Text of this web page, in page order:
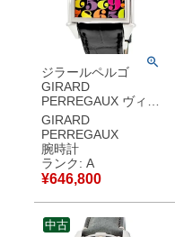
ジラールペルゴ
GIRARD
PERREGAUX ヴィン
テージ 1945 25830-
11-692-KKAA スモー
ルセコンド マルチカ
ラー 限定30本 メン
ズ 腕時計自動巻き マ
ルチカラー 【中古】
中古美品
GIRARD
PERREGAUX
腕時計
ランク: A
¥646,800
中古